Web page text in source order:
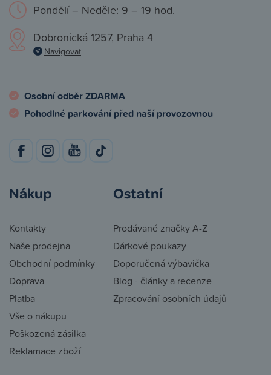
Pondělí – Neděle: 9 – 19 hod.
Dobronická 1257, Praha 4
Navigovat
Osobní odběr ZDARMA
Pohodlné parkování před naší provozovnou
Nákup
Kontakty
Naše prodejna
Obchodní podmínky
Doprava
Platba
Vše o nákupu
Poškozená zásilka
Reklamace zboží
Ostatní
Prodávané značky A-Z
Dárkové poukazy
Doporučená výbavička
Blog - články a recenze
Zpracování osobních údajů